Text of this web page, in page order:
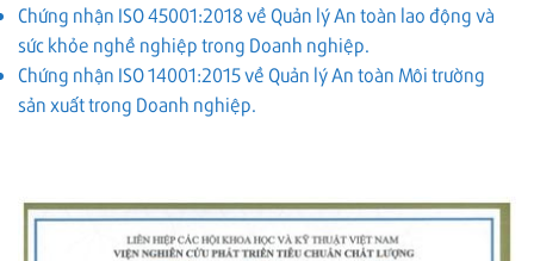
Chứng nhận ISO 45001:2018 về Quản lý An toàn lao động và
sức khỏe nghề nghiệp trong Doanh nghiệp.
Chứng nhận ISO 14001:2015 về Quản lý An toàn Môi trường
sản xuất trong Doanh nghiệp.